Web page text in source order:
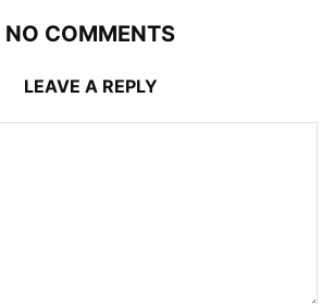
NO COMMENTS
LEAVE A REPLY